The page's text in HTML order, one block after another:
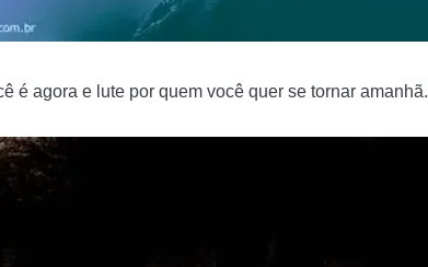
é agora e lute por quem você quer se tornar amanhã.